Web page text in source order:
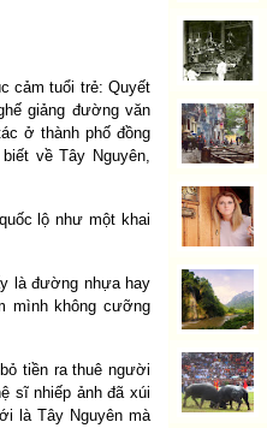
cảm tuổi trẻ: Quyết
giảng đường văn
ở thành phố đồng
về Tây Nguyên,
lộ như một khai
là đường nhựa hay
mình không cưỡng
tiền ra thuê người
sĩ nhiếp ảnh đã xúi
là Tây Nguyên mà